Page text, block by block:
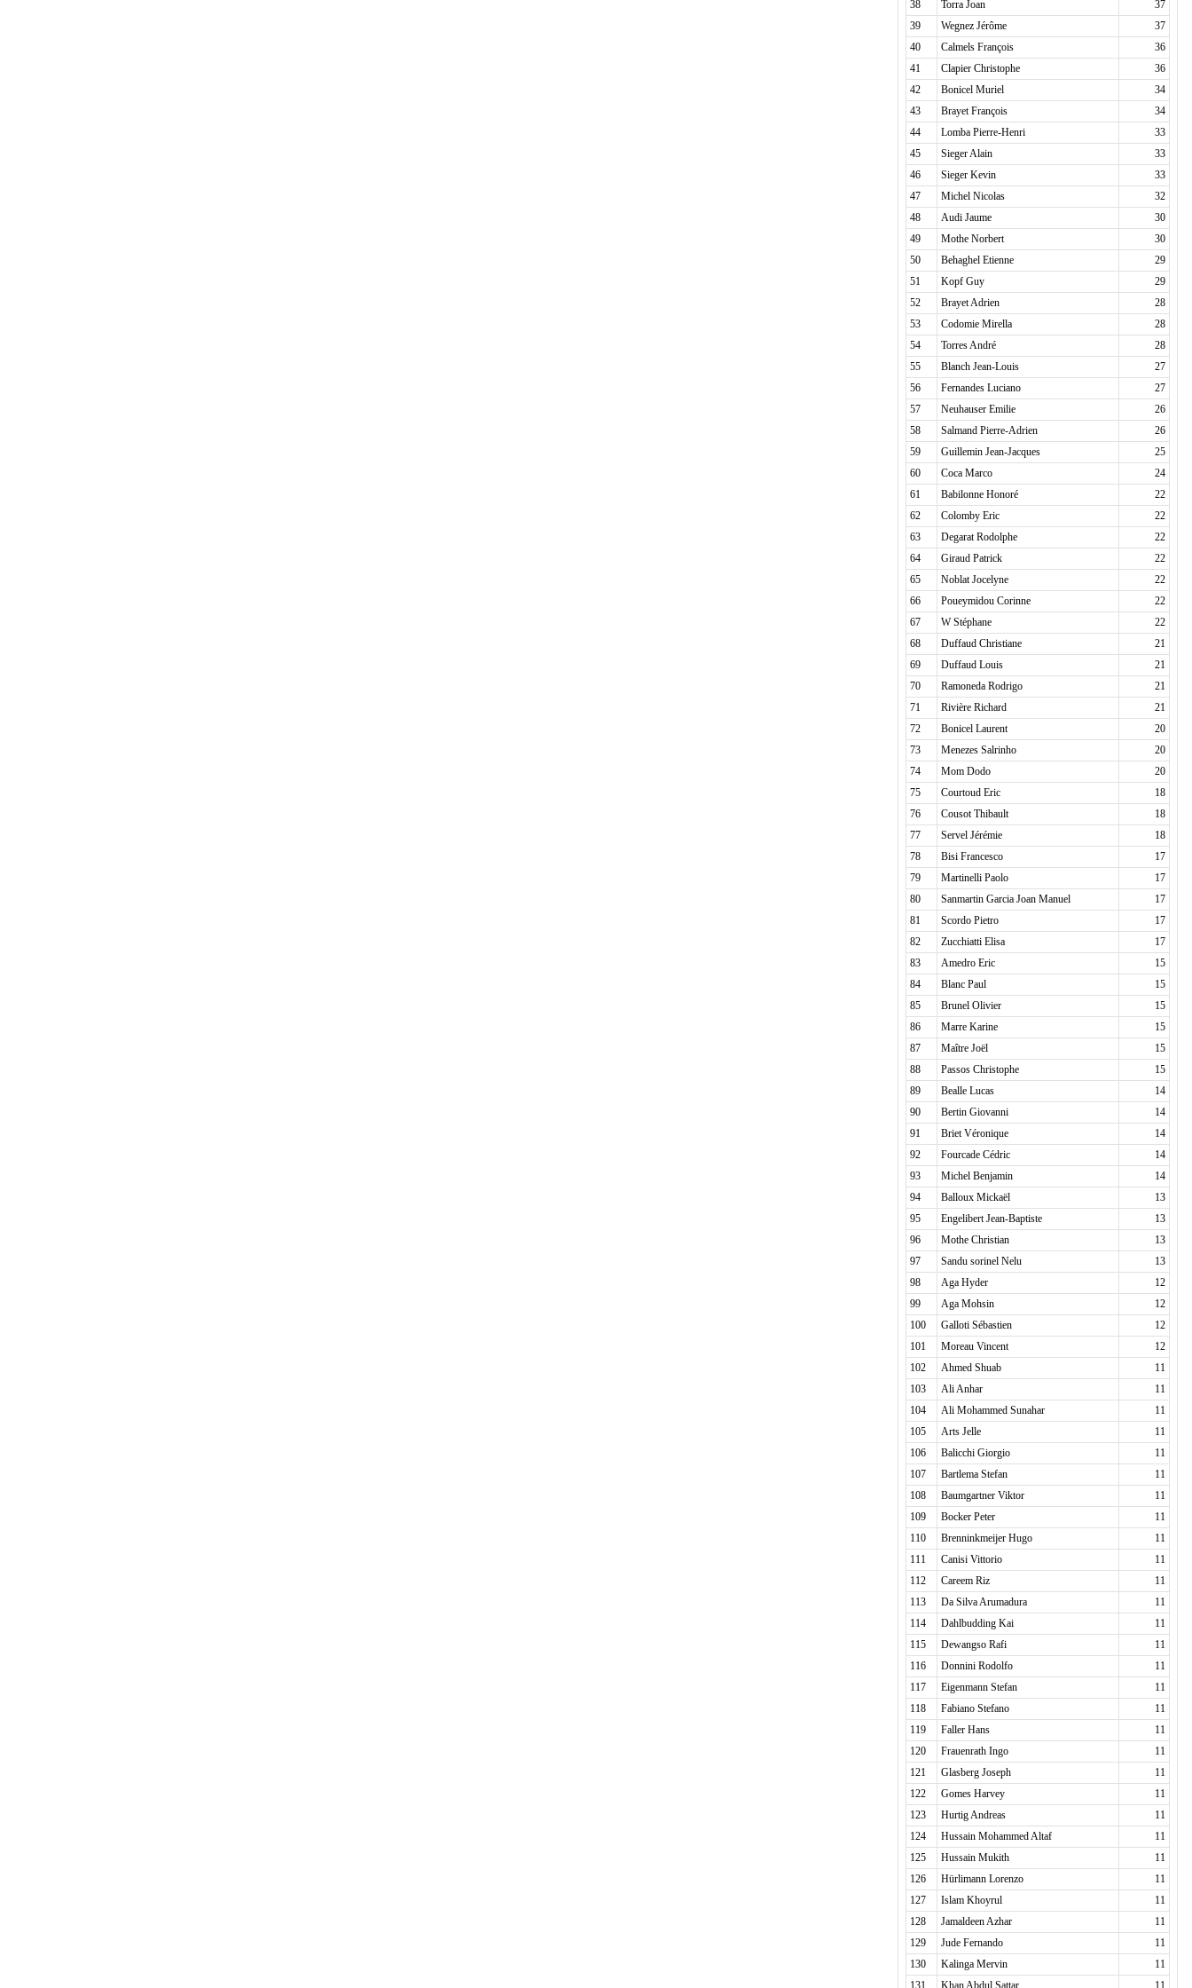
38
Torra Joan
37
39
Wegnez Jérôme
37
40
Calmels François
36
41
Clapier Christophe
36
42
Bonicel Muriel
34
43
Brayet François
34
44
Lomba Pierre-Henri
33
45
Sieger Alain
33
46
Sieger Kevin
33
47
Michel Nicolas
32
48
Audi Jaume
30
49
Mothe Norbert
30
50
Behaghel Etienne
29
51
Kopf Guy
29
52
Brayet Adrien
28
53
Codomie Mirella
28
54
Torres André
28
55
Blanch Jean-Louis
27
56
Fernandes Luciano
27
57
Neuhauser Emilie
26
58
Salmand Pierre-Adrien
26
59
Guillemin Jean-Jacques
25
60
Coca Marco
24
61
Babilonne Honoré
22
62
Colomby Eric
22
63
Degarat Rodolphe
22
64
Giraud Patrick
22
65
Noblat Jocelyne
22
66
Poueymidou Corinne
22
67
W Stéphane
22
68
Duffaud Christiane
21
69
Duffaud Louis
21
70
Ramoneda Rodrigo
21
71
Rivière Richard
21
72
Bonicel Laurent
20
73
Menezes Salrinho
20
74
Mom Dodo
20
75
Courtoud Eric
18
76
Cousot Thibault
18
77
Servel Jérémie
18
78
Bisi Francesco
17
79
Martinelli Paolo
17
80
Sanmartin Garcia Joan Manuel
17
81
Scordo Pietro
17
82
Zucchiatti Elisa
17
83
Amedro Eric
15
84
Blanc Paul
15
85
Brunel Olivier
15
86
Marre Karine
15
87
Maître Joël
15
88
Passos Christophe
15
89
Bealle Lucas
14
90
Bertin Giovanni
14
91
Briet Véronique
14
92
Fourcade Cédric
14
93
Michel Benjamin
14
94
Balloux Mickaël
13
95
Engelibert Jean-Baptiste
13
96
Mothe Christian
13
97
Sandu sorinel Nelu
13
98
Aga Hyder
12
99
Aga Mohsin
12
100
Galloti Sébastien
12
101
Moreau Vincent
12
102
Ahmed Shuab
11
103
Ali Anhar
11
104
Ali Mohammed Sunahar
11
105
Arts Jelle
11
106
Balicchi Giorgio
11
107
Bartlema Stefan
11
108
Baumgartner Viktor
11
109
Bocker Peter
11
110
Brenninkmeijer Hugo
11
111
Canisi Vittorio
11
112
Careem Riz
11
113
Da Silva Arumadura
11
114
Dahlbudding Kai
11
115
Dewangso Rafi
11
116
Donnini Rodolfo
11
117
Eigenmann Stefan
11
118
Fabiano Stefano
11
119
Faller Hans
11
120
Frauenrath Ingo
11
121
Glasberg Joseph
11
122
Gomes Harvey
11
123
Hurtig Andreas
11
124
Hussain Mohammed Altaf
11
125
Hussain Mukith
11
126
Hürlimann Lorenzo
11
127
Islam Khoyrul
11
128
Jamaldeen Azhar
11
129
Jude Fernando
11
130
Kalinga Mervin
11
131
Khan Abdul Sattar 11